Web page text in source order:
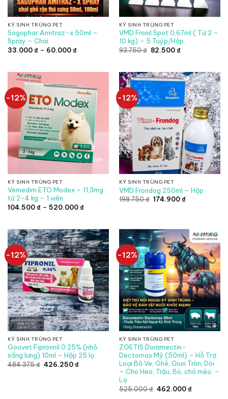
KÝ SINH TRÙNG PET
Sagophar Amitraz-x 50ml –
Spray – Chai
33.000₫ – 60.000₫Khoảng
đến
KÝ SINH TRÙNG PET
VMD Fronil Spot 0,67ml ( Từ 2 –
10 kg) – 5 Tuýp/Hộp
93.750₫ Giá
82.500₫Giá
82.500 ₫.
-12%
KÝ SINH TRÙNG PET
Vemedim ETO Modex – 11,3mg
từ 2-4 kg – 1 viên
104.500₫ – 520.000₫Khoảng
đến
520.000 ₫
-12%
KÝ SINH TRÙNG PET
VMD Frondog 250ml – Hộp
198.750₫ Giá
174.900₫Giá
-12%
KÝ SINH TRÙNG PET
Goovet Fipronnil 0.25% (nhỏ
sống lưng) 10ml – Hộp 25 lọ
484.375₫ Giá
gốc
426.250₫Giá
hiện
-12%
KÝ SINH TRÙNG PET
ZOETIS Doramectin-
Dectomax Mỹ (50ml) – Hỗ Trợ
Loại Bỏ Ve, Ghẻ, Giun Tròn, Dòi
– Cho Heo, Trâu, Bò, chó mèo. –
Lọ
525.000₫ Giá
gốc
462.000₫Giá
hiện